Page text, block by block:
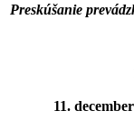
Preskúšanie
11.